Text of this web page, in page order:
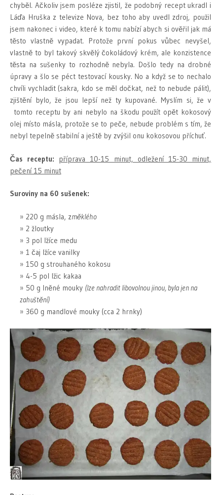
chyběl. Ačkoliv jsem posléze zjistil, že podobný recept ukradl i
Láďa Hruška z televize Nova, bez toho aby uvedl zdroj, použil
jsem nakonec i video, které k tomu nabízí abych si ověřil jak má
těsto vlastně vypadat. Protože první pokus vůbec nevyšel,
vlastně to byl takový skvělý čokoládový krém, ale konzistence
těsta na sušenky to rozhodně nebyla. Došlo tedy na drobné
úpravy a šlo se péct testovací kousky. No a když se to nechalo
chvíli vychladit (sakra, kdo se měl dočkat, než to nebude pálit),
zjištění bylo, že jsou lepší než ty kupované. Myslím si, že v
tomto receptu by ani nebylo na škodu použít opět kokosový
olej místo másla, protože se to peče, nebude problém s tím, že
nebyl tepelně stabilní a ještě by zvýšil onu kokosovou příchuť.
Čas receptu: příprava 10-15 minut, odležení 15-30 minut,
pečení 15 minut
Suroviny na 60 sušenek:
220 g másla, změklého
2 žloutky
3 pol lžíce medu
1 čaj lžíce vanilky
150 g strouhaného kokosu
4-5 pol lžic kakaa
50 g lněné mouky (lze nahradit libovolnou jinou, byla jen na
zahuštění)
360 g mandlové mouky (cca 2 hrnky)